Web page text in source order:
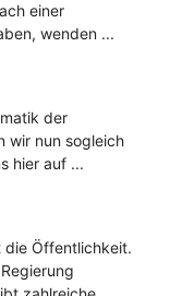
einer
wenden ...
der
wir nun sogleich
hier auf ...
die Öffentlichkeit.